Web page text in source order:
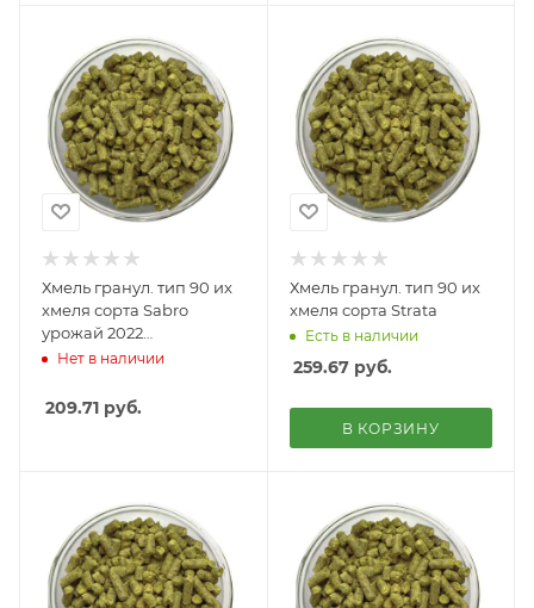
Хмель гранул. тип 90 их
хмеля сорта Sabro
урожай 2022
года,20кг,альфа-кислота
Нет в наличии
209.71 руб.
Хмель гранул. тип 90 их
хмеля сорта Strata
Есть в наличии
259.67руб.
В КОРЗИНУ